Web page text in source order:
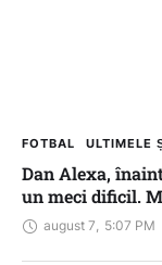
FOTBAL ULTIMELE
Dan Alexa,
un meci dificil.
august 7, 5:07 PM